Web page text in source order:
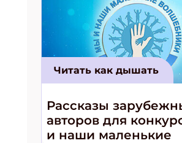
Читать как дышать
Рассказы
авторов для
и наши маленькие